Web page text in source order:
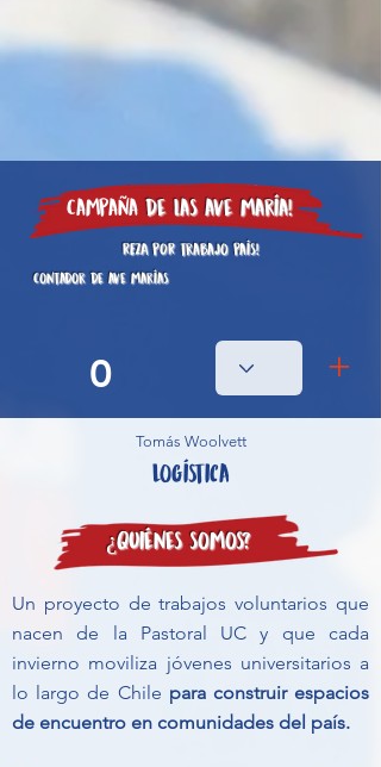
REZA pOR trabajo país!
Campañade las ave maría!
Contador de ave marías
0 +
Tomás Woolvett
Logística
¿Quiénes somos?
Un proyecto de trabajos voluntarios que
nacen de la Pastoral UC y que cada
invierno moviliza jóvenes universitarios a
lo largo de Chile para construir espacios
de encuentro en comunidades del país.